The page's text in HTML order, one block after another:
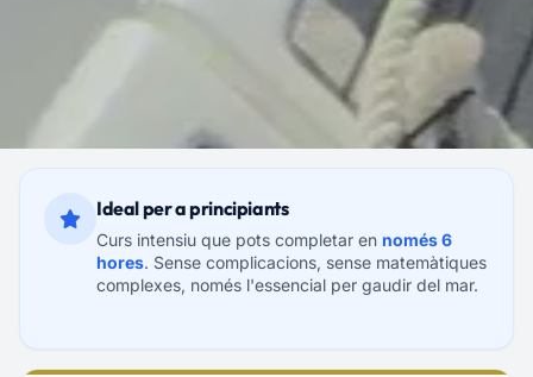
Ideal per a principiants
Curs intensiu que pots completar en només 6
hores. Sense complicacions, sense matemàtiques
complexes, només l'essencial per gaudir del mar.